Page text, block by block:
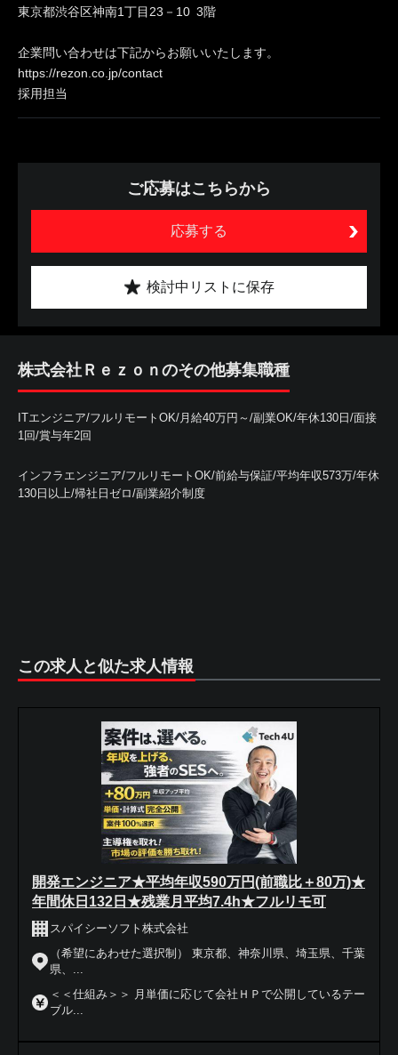
東京都渋谷区神南1丁目23－10 3階
企業問い合わせは下記からお願いいたします。
https://rezon.co.jp/contact
採用担当
ご応募はこちらから
応募する
検討中リストに保存
株式会社Ｒｅｚｏｎのその他募集職種
ITエンジニア/フルリモートOK/月給40万円～/副業OK/年休130日/面接
1回/賞与年2回
インフラエンジニア/フルリモートOK/前給与保証/平均年収573万/年休
130日以上/帰社日ゼロ/副業紹介制度
この求人と似た求人情報
開発エンジニア★平均年収590万円(前職比＋80万)★
年間休日132日★残業月平均7.4h★フルリモ可
スパイシーソフト株式会社
（希望にあわせた選択制） 東京都、神奈川県、埼玉県、千葉
県、...
＜＜仕組み＞＞ 月単価に応じて会社ＨＰで公開しているテー
ブル...